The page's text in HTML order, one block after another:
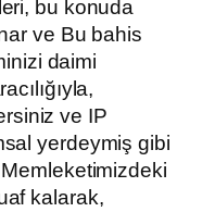
bu konuda
ve Bu bahis
daimi
ve IP
yerdeymiş gibi
kalarak,